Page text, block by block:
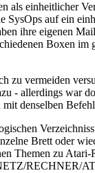
als einheitlicher
SysOps auf ein
ihre eigenen
Boxen
zu vermeiden
- allerdings war
denselben
Brett oder
Themen zu
RECHNER/